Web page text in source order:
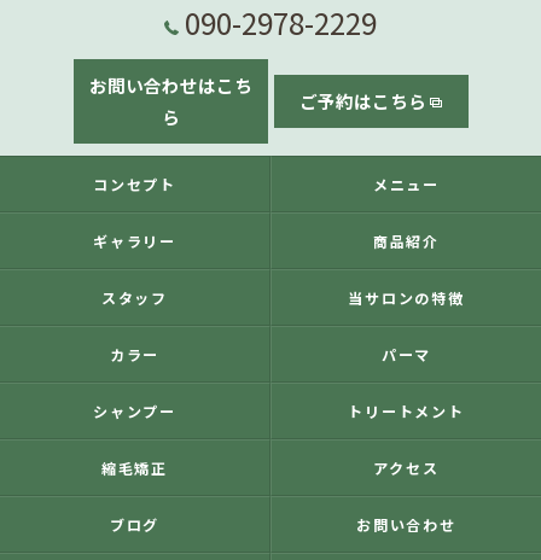
090-2978-2229
お問い合わせはこち
ら
ご予約はこちら
コンセプト メニュー
ギャラリー 商品紹介
スタッフ 当サロンの特徴
カラー パーマ
シャンプー トリートメント
縮毛矯正 アクセス
ブログ お問い合わせ